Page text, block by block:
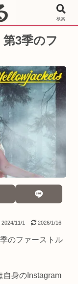
クリプション
第3季のフ
2024/11/1 2026/1/16
のファーストル
自身のInstagram
検索